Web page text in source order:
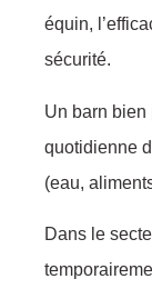
équin,
sécurité.
Un barn bien
quotidienne
(eau,
Dans le